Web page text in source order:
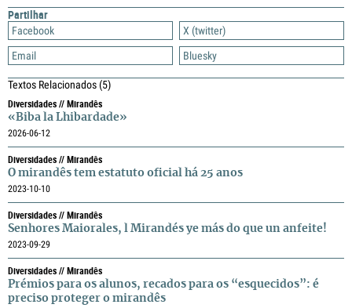
Partilhar
Facebook
X (twitter)
Email
Bluesky
Textos Relacionados(5)
Diversidades // Mirandês
«Biba la Lhibardade»
2026-06-12
Diversidades // Mirandês
O mirandês tem estatuto oficial há 25 anos
2023-10-10
Diversidades // Mirandês
Senhores Maiorales, l Mirandés ye más do que un anfeite!
2023-09-29
Diversidades // Mirandês
Prémios para os alunos, recados para os “esquecidos”: é
preciso proteger o mirandês